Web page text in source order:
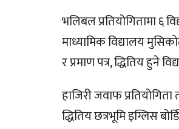
भलिबल प्रतियोगितामा ६
माध्यामिक विद्यालय
र प्रमाण पत्र, द्धितिय हुने
हाजिरी जवाफ प्रतियोगिता
द्धितिय छत्रभूमि इग्लिस